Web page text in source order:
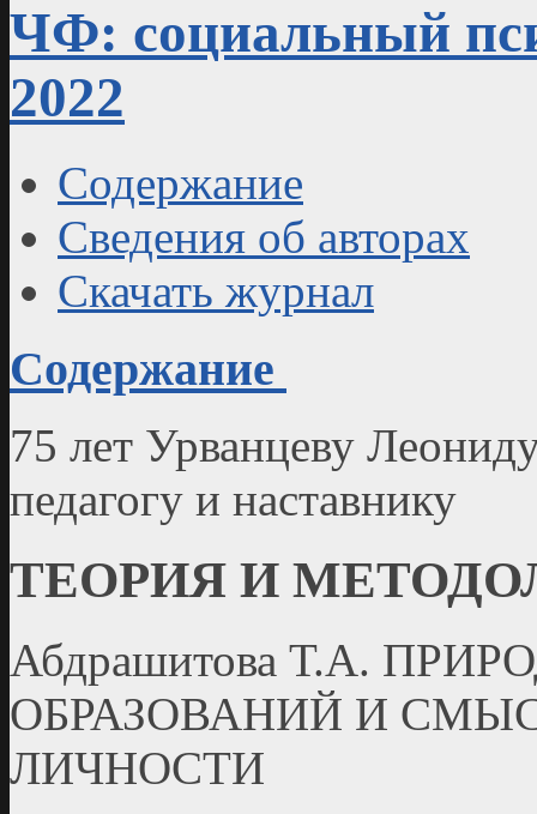
ЧФ: социальный
2022
Содержание
Сведения об авторах
Скачать журнал
Содержание
75 лет Урванцеву
педагогу и наставнику
ТЕОРИЯ И
Абдрашитова Т.А.
ОБРАЗОВАНИЙ И
ЛИЧНОСТИ